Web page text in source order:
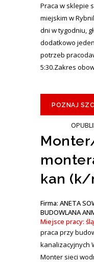
Praca w sklepie
miejskim w
dni w tygodniu,
dodatkowo
potrzeb
5:30.Zakres
POZNAJ
kan (k/
Firma: ANETA
BUDOWLANA
Miejsce pracy:
praca przy
kanalizacyjnych
Monter sieci